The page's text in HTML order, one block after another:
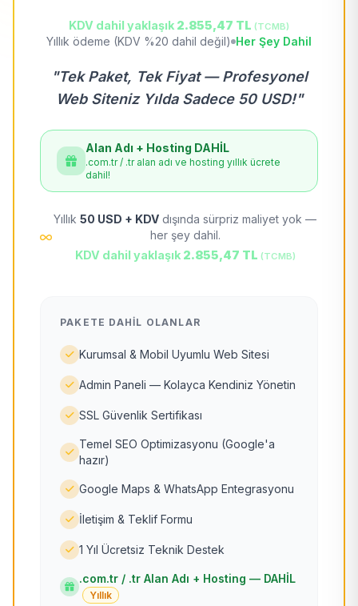
KDV dahil yaklaşık 2.855,47 TL (TCMB)
Yıllık ödeme (KDV %20 dahil değil) Her Şey Dahil
"Tek Paket, Tek Fiyat — Profesyonel
Web Siteniz Yılda Sadece 50 USD!"
Alan Adı + Hosting DAHİL
.com.tr / .tr alan adı ve hosting yıllık ücrete
dahil!
Yıllık 50 USD + KDV dışında sürpriz maliyet yok —
her şey dahil.
KDV dahil yaklaşık 2.855,47 TL (TCMB)
PAKETE DAHIL OLANLAR
Kurumsal & Mobil Uyumlu Web Sitesi
Admin Paneli — Kolayca Kendiniz Yönetin
SSL Güvenlik Sertifikası
Temel SEO Optimizasyonu (Google'a
hazır)
Google Maps & WhatsApp Entegrasyonu
İletişim & Teklif Formu
1 Yıl Ücretsiz Teknik Destek
.com.tr / .tr Alan Adı + Hosting — DAHİL
Yıllık